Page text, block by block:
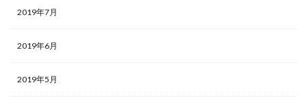
2019年7月
2019年6月
2019年5月